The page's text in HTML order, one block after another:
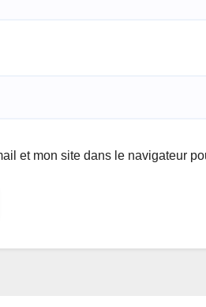
et mon site dans le navigateur